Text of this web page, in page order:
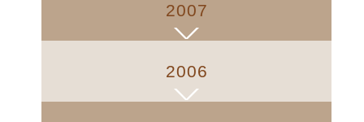
2007
2006